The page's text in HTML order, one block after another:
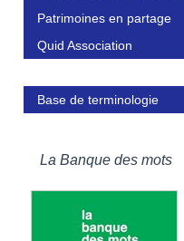
Patrimoines en partage
Quid Association
Base de terminologie
La Banque des mots